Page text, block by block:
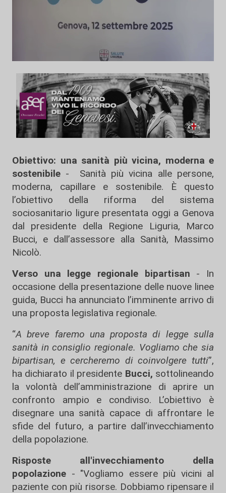
Obiettivo: una sanità più vicina, moderna e
sostenibile - Sanità più vicina alle persone,
moderna, capillare e sostenibile. È questo
l’obiettivo della riforma del sistema
sociosanitario ligure presentata oggi a Genova
dal presidente della Regione Liguria, Marco
Bucci, e dall’assessore alla Sanità, Massimo
Nicolò.
Verso una legge regionale bipartisan - In
occasione della presentazione delle nuove linee
guida, Bucci ha annunciato l’imminente arrivo di
una proposta legislativa regionale.
“A breve faremo una proposta di legge sulla
sanità in consiglio regionale. Vogliamo che sia
bipartisan, e cercheremo di coinvolgere tutti”,
ha dichiarato il presidente Bucci, sottolineando
la volontà dell’amministrazione di aprire un
confronto ampio e condiviso. L’obiettivo è
disegnare una sanità capace di affrontare le
sfide del futuro, a partire dall’invecchiamento
della popolazione.
Risposte all'invecchiamento della
popolazione - "Vogliamo essere più vicini al
paziente con più risorse. Dobbiamo ripensare il